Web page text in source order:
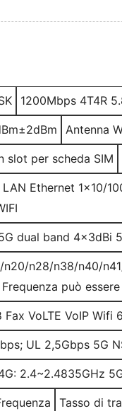
1200Mbps 4T4R
Antenna
slot per scheda SIM
Ethernet 1x10/
dual band 4x3dBi
n20/n28/n38/n40/
può
Fax VoLTE VoIP
UL 2,5Gbps 5G
2.4~2.4835GHz
Tasso di